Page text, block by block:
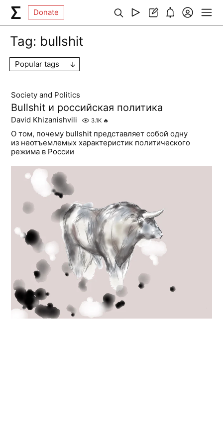
Donate
Tag: bullshit
Popular tags
Society and Politics
Bullshit и российская политика
David Khizanishvili 3.1K 🔥
О том, почему bullshit представляет собой одну
из неотъемлемых характеристик политического
режима в России